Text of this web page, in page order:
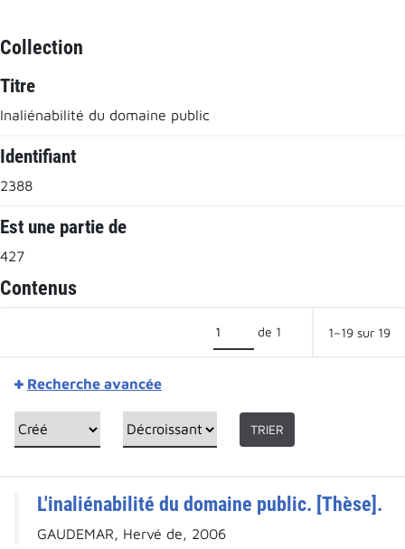
Collection
Titre
Inaliénabilité du domaine public
Identifiant
2388
Est une partie de
427
Contenus
de 1 1–19 sur 19
Recherche avancée
TRIER
L'inaliénabilité du domaine public. [Thèse].
GAUDEMAR, Hervé de, 2006